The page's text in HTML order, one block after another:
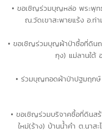
• ขอเชิญร่วมบุญหล่อ พระพุท
ณ.วัดเขาสะพายแร้ง อ.ท่
• ขอเชิญร่วมบุญผ้าป่าซื้อที่ดินถ
กุง) แม่ลานใต้
• ร่วมบุญทอดผ้าป่าปฐมฤก
• ขอเชิญร่วมบริจาคซื้อที่ดินส
ใหม่(ร้าง) บ้านน้ำคำ ต.นาส